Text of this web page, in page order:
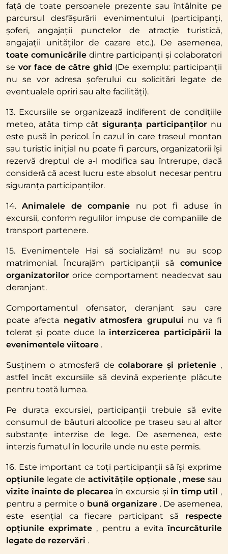
față de toate persoanele prezente sau întâlnite pe
parcursul desfășurării evenimentului (participanți,
șoferi, angajații punctelor de atracție turistică,
angajații unităților de cazare etc.). De asemenea,
toate comunicările dintre participanți și colaboratori
se vor face de către ghid (De exemplu: participanții
nu se vor adresa șoferului cu solicitări legate de
eventualele opriri sau alte facilități).
13. Excursiile se organizează indiferent de condițiile
meteo, atâta timp câtsiguranța participanților nu
este pusă în pericol. În cazul în care traseul montan
sau turistic inițial nu poate fi parcurs, organizatorii își
rezervă dreptul de a-l modifica sau întrerupe, dacă
consideră că acest lucru este absolut necesar pentru
siguranța participanților.
14.Animalele de companie nu pot fi aduse în
excursii, conform regulilor impuse de companiile de
transport partenere.
15. Evenimentele Hai să socializăm! nu au scop
matrimonial. Încurajăm participanții să comunice
organizatorilor orice comportament neadecvat sau
deranjant.
Comportamentul ofensator, deranjant sau care
poate afecta negativ atmosfera grupului nu va fi
tolerat și poate duce la interzicerea participării la
evenimentele viitoare .
Susținem o atmosferă decolaborare și prietenie ,
astfel încât excursiile să devină experiențe plăcute
pentru toată lumea.
Pe durata excursiei, participanții trebuie să evite
consumul de băuturi alcoolice pe traseu sau al altor
substanțe interzise de lege. De asemenea, este
interzis fumatul în locurile unde nu este permis.
16. Este important ca toți participanții să își exprime
opțiunile legate deactivitățile opționale , mesesau
vizite înainte de plecareaîn excursie șiîn timp util ,
pentru a permite o bună organizare . De asemenea,
este esențial ca fiecare participant să respecte
opțiunile exprimate , pentru a evitaîncurcăturile
legate de rezervări .